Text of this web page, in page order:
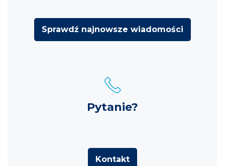
Sprawdź najnowsze wiadomości
Pytanie?
Kontakt